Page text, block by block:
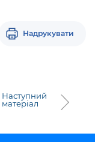
Надрукувати
Наступний
матеріал